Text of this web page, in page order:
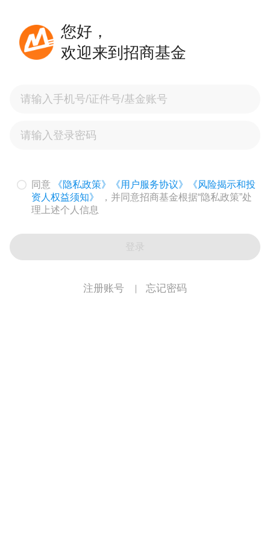
您好，
欢迎来到招商基金
同意 《隐私政策》 《用户服务协议》
《风险揭示和投
资人权益须知》
，并同意招商基金根据“隐私政策”处
理上述个人信息
登录
注册账号 忘记密码